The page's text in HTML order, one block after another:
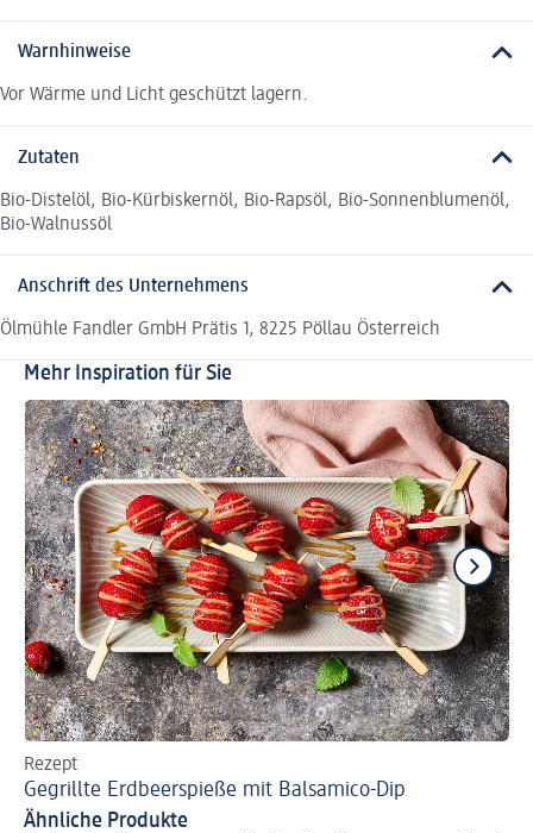
Warnhinweise
Vor Wärme und Licht geschützt lagern.
Zutaten
Bio-Distelöl, Bio-Kürbiskernöl, Bio-Rapsöl, Bio-Sonnenblumenöl,
Bio-Walnussöl
Anschrift des Unternehmens
Ölmühle Fandler GmbH Prätis 1, 8225 Pöllau Österreich
Mehr Inspiration für Sie
Rezept
Gegrillte Erdbeerspieße mit Balsamico-Dip
Ähnliche Produkte